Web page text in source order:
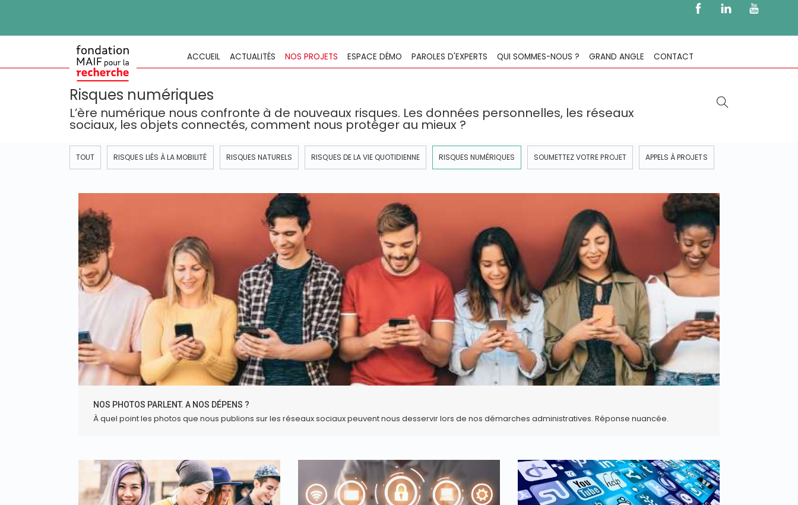
ACCUEIL ACTUALITÉS NOS PROJETS ESPACE DÉMO PAROLES D'EXPERTS QUI SOMMES-NOUS ? GRAND ANGLE CONTACT
Risques numériques
L’ère numérique nous confronte à de nouveaux risques. Les données personnelles, les réseaux
sociaux, les objets connectés, comment nous protéger au mieux ?
TOUT RISQUES LIÉS À LA MOBILITÉ RISQUES NATURELS RISQUES DE LA VIE QUOTIDIENNE RISQUES NUMÉRIQUES SOUMETTEZ VOTRE PROJET APPELS À PROJETS
NOS PHOTOS PARLENT. A NOS DÉPENS ?
À quel point les photos que nous publions sur les réseaux sociaux peuvent nous desservir lors de nos démarches administratives. Réponse nuancée.